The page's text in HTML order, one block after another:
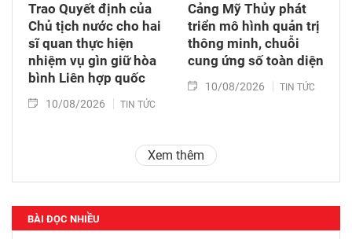
Trao Quyết định của
Chủ tịch nước cho hai
sĩ quan thực hiện
nhiệm vụ gìn giữ hòa
bình Liên hợp quốc
10/08/2026 TIN TỨC
Cảng Mỹ Thủy phát
triển mô hình quản trị
thông minh, chuỗi
cung ứng số toàn diện
10/08/2026 TIN TỨC
Xem thêm
BÀI ĐỌC NHIỀU